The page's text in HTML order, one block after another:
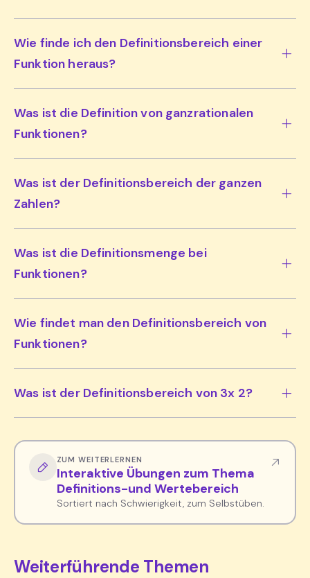
Wie finde ich den Definitionsbereich einer
Funktion heraus?
Was ist die Definition von ganzrationalen
Funktionen?
Was ist der Definitionsbereich der ganzen
Zahlen?
Was ist die Definitionsmenge bei
Funktionen?
Wie findet man den Definitionsbereich von
Funktionen?
Was ist der Definitionsbereich von 3x 2?
ZUM WEITERLERNEN
Interaktive Übungen zum Thema
Definitions-und Wertebereich
Sortiert nach Schwierigkeit, zum Selbstüben.
Weiterführende Themen